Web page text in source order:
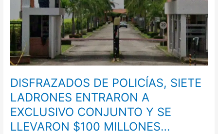
DISFRAZADOS DE POLICÍAS, SIETE
LADRONES ENTRARON A
EXCLUSIVO CONJUNTO Y SE
LLEVARON $100 MILLONES…
LADRONES
ENTRARON
A
EXCLUSIVO
CONJUNTO
Y
LLEVARON
$100